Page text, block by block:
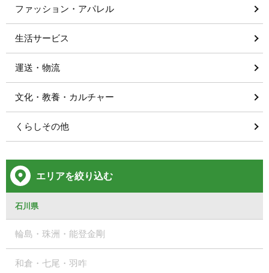
ファッション・アパレル
生活サービス
運送・物流
文化・教養・カルチャー
くらしその他
エリアを絞り込む
石川県
輪島・珠洲・能登金剛
和倉・七尾・羽咋